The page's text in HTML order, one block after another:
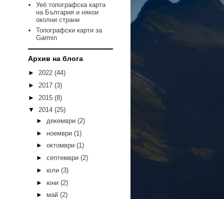
Уеб топографска карта
на България и някои
околни страни
Топографски карти за
Garmin
Архив на блога
► 2022 (44)
► 2017 (3)
► 2015 (8)
▼ 2014 (25)
► декември (2)
► ноември (1)
► октомври (1)
► септември (2)
► юли (3)
► юни (2)
► май (2)